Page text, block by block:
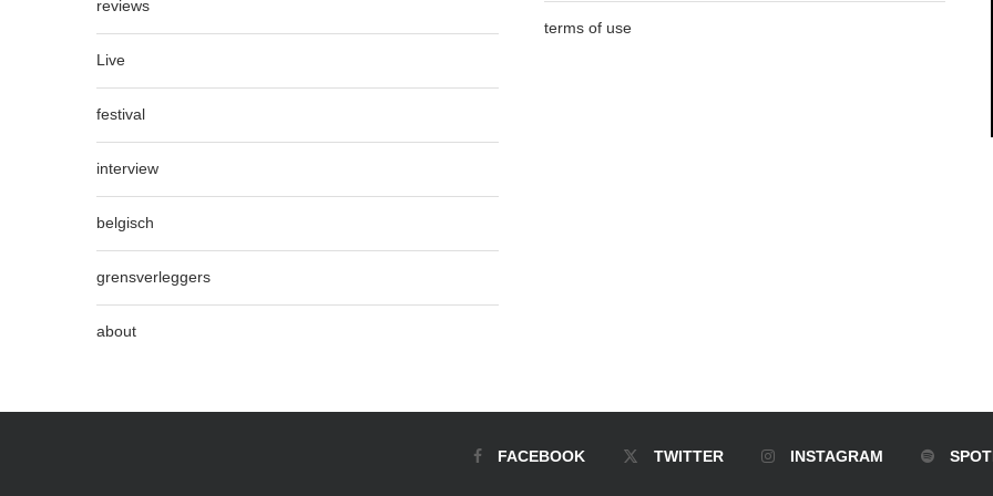
reviews
Live
festival
interview
belgisch
grensverleggers
about
terms of use
FACEBOOK TWITTER INSTAGRAM